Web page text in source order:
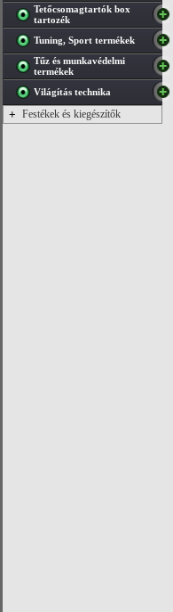
Tetőcsomagtartók box
tartozék
Tuning, Sport termékek
Tűz és munkavédelmi
termékek
Világítás technika
+ Festékek és kiegészítők